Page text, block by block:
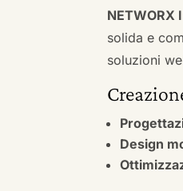
solida e
soluzioni
Design